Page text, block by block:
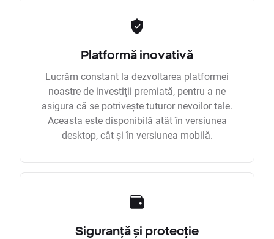
Platformă inovativă
Lucrăm constant la dezvoltarea platformei
noastre de investiții premiată, pentru a ne
asigura că se potrivește tuturor nevoilor tale.
Aceasta este disponibilă atât în versiunea
desktop, cât și în versiunea mobilă.
Siguranță și protecție